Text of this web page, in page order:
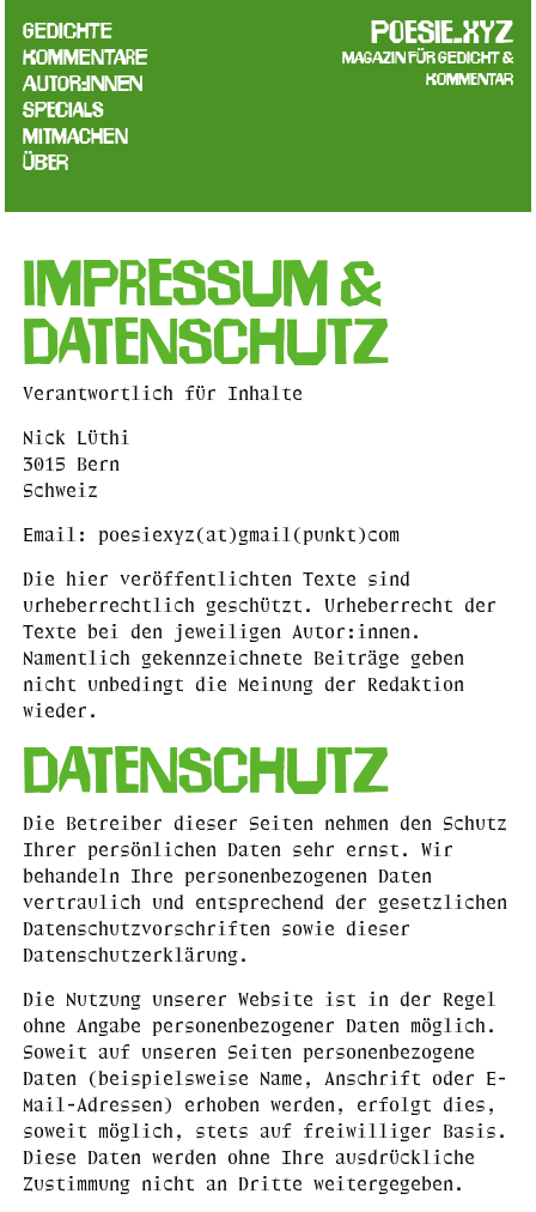
poesie.xyz
Magazin für Gedicht &
Kommentar
Gedichte
Kommentare
Autor:innen
Specials
Mitmachen
Über
Impressum &
Datenschutz
Verantwortlich für Inhalte
Nick Lüthi
3015 Bern
Schweiz
Email: poesiexyz(at)gmail(punkt)com
Die hier veröffentlichten Texte sind
urheberrechtlich geschützt. Urheberrecht der
Texte bei den jeweiligen Autor:innen.
Namentlich gekennzeichnete Beiträge geben
nicht unbedingt die Meinung der Redaktion
wieder.
Datenschutz
Die Betreiber dieser Seiten nehmen den Schutz
Ihrer persönlichen Daten sehr ernst. Wir
behandeln Ihre personenbezogenen Daten
vertraulich und entsprechend der gesetzlichen
Datenschutzvorschriften sowie dieser
Datenschutzerklärung.
Die Nutzung unserer Website ist in der Regel
ohne Angabe personenbezogener Daten möglich.
Soweit auf unseren Seiten personenbezogene
Daten (beispielsweise Name, Anschrift oder E-
Mail-Adressen) erhoben werden, erfolgt dies,
soweit möglich, stets auf freiwilliger Basis.
Diese Daten werden ohne Ihre ausdrückliche
Zustimmung nicht an Dritte weitergegeben.